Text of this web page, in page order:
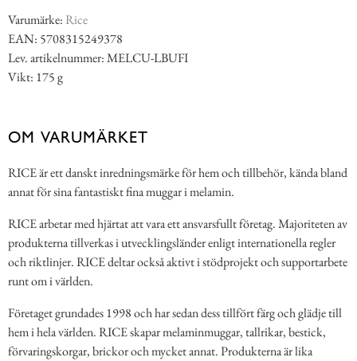
Varumärke: Rice
EAN: 5708315249378
Lev. artikelnummer: MELCU-LBUFI
Vikt: 175 g
OM VARUMÄRKET
RICE är ett danskt inredningsmärke för hem och tillbehör, kända bland
annat för sina fantastiskt fina muggar i melamin.
RICE arbetar med hjärtat att vara ett ansvarsfullt företag. Majoriteten av
produkterna tillverkas i utvecklingsländer enligt internationella regler
och riktlinjer. RICE deltar också aktivt i stödprojekt och supportarbete
runt om i världen.
Företaget grundades 1998 och har sedan dess tillfört färg och glädje till
hem i hela världen. RICE skapar melaminmuggar, tallrikar, bestick,
förvaringskorgar, brickor och mycket annat. Produkterna är lika